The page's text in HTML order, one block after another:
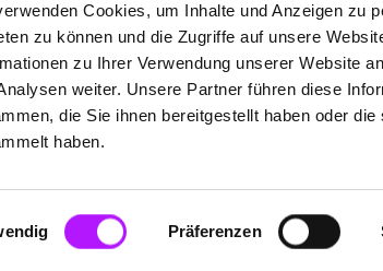
Cookies, um Inhalte und Anzeigen zu
zu können und die Zugriffe auf unsere
zu Ihrer Verwendung unserer Website
weiter. Unsere Partner führen diese
die Sie ihnen bereitgestellt haben oder
haben.
Präferenzen